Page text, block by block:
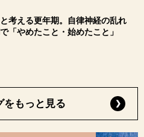
考える更年期。自律神経の乱れ
「やめたこと・始めたこと」
をもっと見る